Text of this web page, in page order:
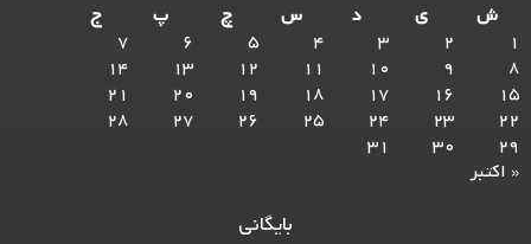
ش
ی د س چ پ
ج
1
2
3
4
5
6
7
8
9
10
11
12
13
14
15
16
17
18
19
20
21
22
23
24
25
26
27
28
29
30
31
« اکتبر
بایگانی